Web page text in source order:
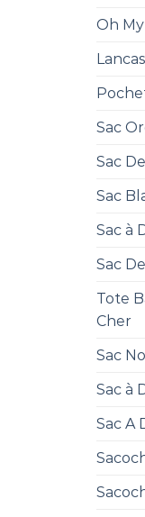
Oh
Sac
Sac
Sac
Sac à
Sac
Tote
Cher
Sac
Sac à
Sac A